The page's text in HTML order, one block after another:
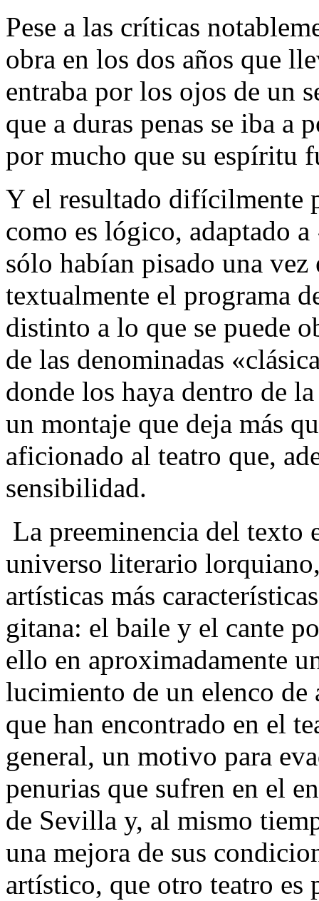
Pese a las críticas
obra en los dos años que
entraba por los ojos de un
que a duras penas se iba a
por mucho que su espíritu
Y el resultado difícilmente
como es lógico, adaptado
sólo habían pisado una
textualmente el programa
distinto a lo que se puede
de las denominadas
donde los haya dentro de
un montaje que deja más
aficionado al teatro que,
sensibilidad.
La preeminencia del
universo literario
artísticas más
gitana: el baile y el cante
ello en aproximadamente
lucimiento de un elenco de
que han encontrado en el
general, un motivo para
penurias que sufren en el
de Sevilla y, al mismo
una mejora de sus
artístico, que otro teatro es